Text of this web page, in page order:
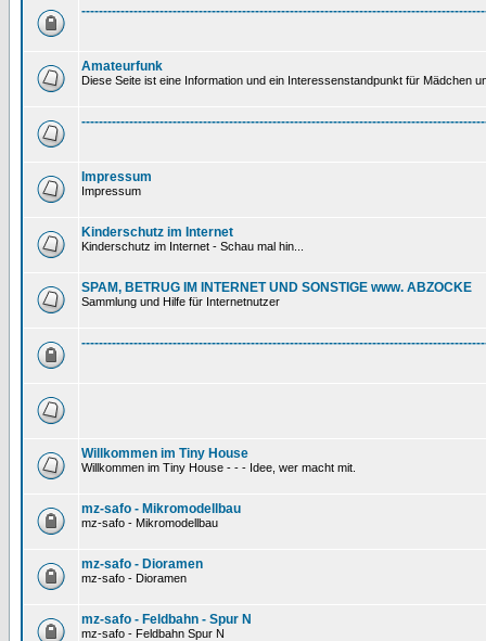
Amateurfunk
Diese Seite ist eine Information und ein Interessenstandpunkt für Mädchen
Impressum
Impressum
Kinderschutz im Internet
Kinderschutz im Internet - Schau mal hin...
SPAM, BETRUG IM INTERNET UND SONSTIGE www. ABZOCKE
Sammlung und Hilfe für Internetnutzer
Willkommen im Tiny House
Willkommen im Tiny House - - - Idee, wer macht mit.
mz-safo - Mikromodellbau
mz-safo - Mikromodellbau
mz-safo - Dioramen
mz-safo - Dioramen
mz-safo - Feldbahn - Spur N
mz-safo - Feldbahn Spur N